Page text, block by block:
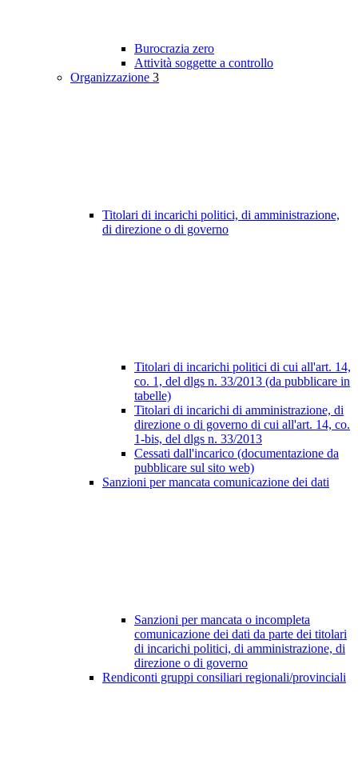
Burocrazia zero
Attività soggette a controllo
Organizzazione 3
Titolari di incarichi politici, di amministrazione,
di direzione o di governo
Titolari di incarichi politici di cui all'art. 14,
co. 1, del dlgs n. 33/2013 (da pubblicare in
tabelle)
Titolari di incarichi di amministrazione, di
direzione o di governo di cui all'art. 14, co.
1-bis, del dlgs n. 33/2013
Cessati dall'incarico (documentazione da
pubblicare sul sito web)
Sanzioni per mancata comunicazione dei dati
Sanzioni per mancata o incompleta
comunicazione dei dati da parte dei titolari
di incarichi politici, di amministrazione, di
direzione o di governo
Rendiconti gruppi consiliari regionali/provinciali